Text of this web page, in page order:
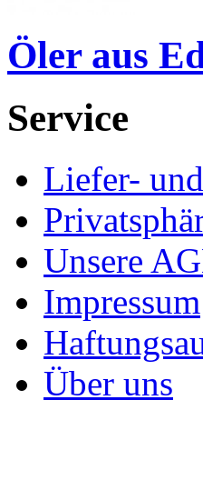
Öler aus
Service
Liefer-
Unsere
Impressum
Über uns